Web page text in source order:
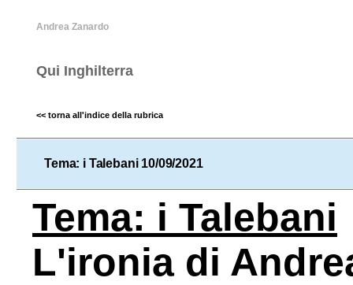
Andrea Zanardo
Qui Inghilterra
<< torna all'indice della rubrica
Tema: i Talebani 10/09/2021
Tema: i Talebani
L'ironia di